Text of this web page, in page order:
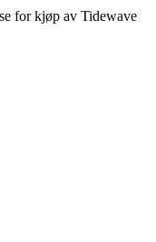
for kjøp av Tidewave